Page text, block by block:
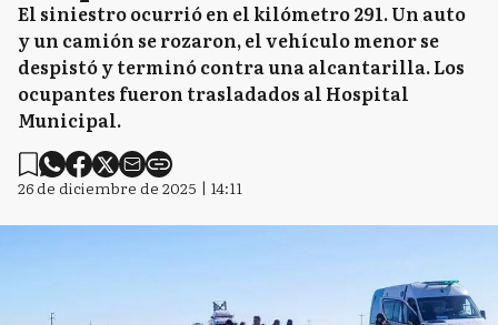
El siniestro ocurrió en el kilómetro 291. Un auto
y un camión se rozaron, el vehículo menor se
despistó y terminó contra una alcantarilla. Los
ocupantes fueron trasladados al Hospital
Municipal.
26 de diciembre de 2025 | 14:11